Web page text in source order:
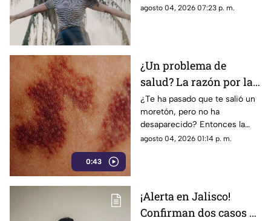
estrés y los deseos de
agosto 04, 2026 07:23 p. m.
0:43
¿Un problema de
salud? La razón por la
que no desaparece un
moretón en el cuerpo
¿Te ha pasado que te salió un
moretón, pero no ha
desaparecido? Entonces la
siguiente información es para
agosto 04, 2026 01:14 p. m.
¡Alerta en Jalisco!
Confirman dos casos de